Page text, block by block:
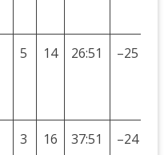
5 14 26:51 –25
3 16 37:51 –24